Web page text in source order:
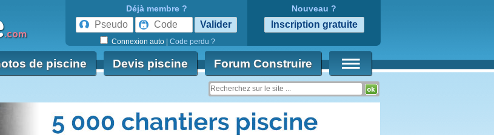
.com
Déjà membre ?
Connexion auto Code perdu ?
Nouveau ?
de piscine Devis piscine Forum Construire